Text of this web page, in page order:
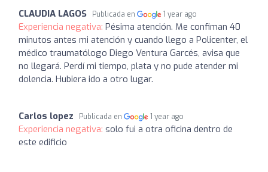
CLAUDIA LAGOS Publicada en 1 year ago
Experiencia negativa: Pésima atención. Me confiman 40
minutos antes mi atención y cuando llego a Policenter, el
médico traumatólogo Diego Ventura Garcés, avisa que
no llegará. Perdí mi tiempo, plata y no pude atender mi
dolencia. Hubiera ido a otro lugar.
Carlos lopez Publicada en 1 year ago
Experiencia negativa: solo fui a otra oficina dentro de
este edificio